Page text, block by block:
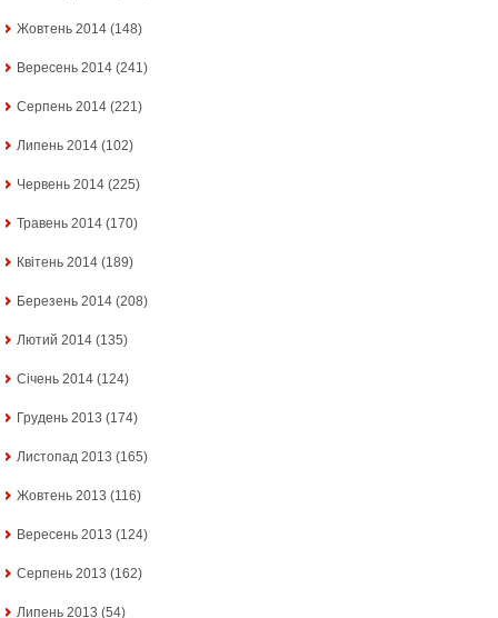
Жовтень 2014 (148)
Вересень 2014 (241)
Серпень 2014 (221)
Липень 2014 (102)
Червень 2014 (225)
Травень 2014 (170)
Квітень 2014 (189)
Березень 2014 (208)
Лютий 2014 (135)
Січень 2014 (124)
Грудень 2013 (174)
Листопад 2013 (165)
Жовтень 2013 (116)
Вересень 2013 (124)
Серпень 2013 (162)
Липень 2013 (54)